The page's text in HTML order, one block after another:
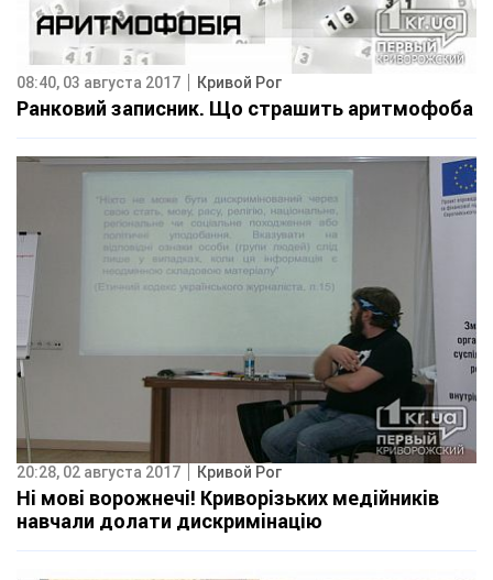
08:40, 03 августа 2017 Кривой Рог
Ранковий записник. Що страшить аритмофоба
20:28, 02 августа 2017 Кривой Рог
Ні мові ворожнечі! Криворізьких медійників
навчали долати дискримінацію